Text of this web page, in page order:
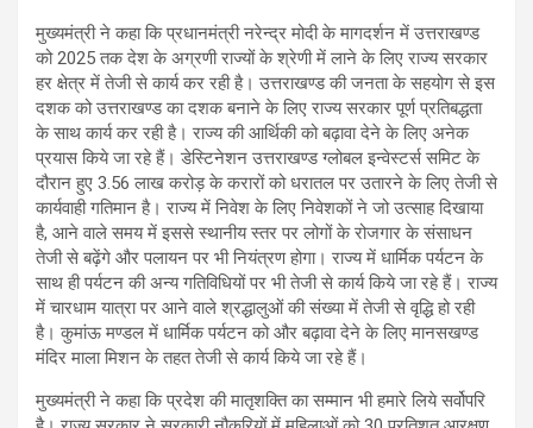
मुख्यमंत्री ने कहा कि प्रधानमंत्री नरेन्द्र मोदी के मागदर्शन में उत्तराखण्ड
को 2025 तक देश के अग्रणी राज्यों के श्रेणी में लाने के लिए राज्य सरकार
हर क्षेत्र में तेजी से कार्य कर रही है। उत्तराखण्ड की जनता के सहयोग से इस
दशक को उत्तराखण्ड का दशक बनाने के लिए राज्य सरकार पूर्ण प्रतिबद्धता
के साथ कार्य कर रही है। राज्य की आर्थिकी को बढ़ावा देने के लिए अनेक
प्रयास किये जा रहे हैं। डेस्टिनेशन उत्तराखण्ड ग्लोबल इन्वेस्टर्स समिट के
दौरान हुए 3.56 लाख करोड़ के करारों को धरातल पर उतारने के लिए तेजी से
कार्यवाही गतिमान है। राज्य में निवेश के लिए निवेशकों ने जो उत्साह दिखाया
है, आने वाले समय में इससे स्थानीय स्तर पर लोगों के रोजगार के संसाधन
तेजी से बढ़ेंगे और पलायन पर भी नियंत्रण होगा। राज्य में धार्मिक पर्यटन के
साथ ही पर्यटन की अन्य गतिविधियों पर भी तेजी से कार्य किये जा रहे हैं। राज्य
में चारधाम यात्रा पर आने वाले श्रद्धालुओं की संख्या में तेजी से वृद्धि हो रही
है। कुमांऊ मण्डल में धार्मिक पर्यटन को और बढ़ावा देने के लिए मानसखण्ड
मंदिर माला मिशन के तहत तेजी से कार्य किये जा रहे हैं।
मुख्यमंत्री ने कहा कि प्रदेश की मातृशक्ति का सम्मान भी हमारे लिये सर्वोपरि